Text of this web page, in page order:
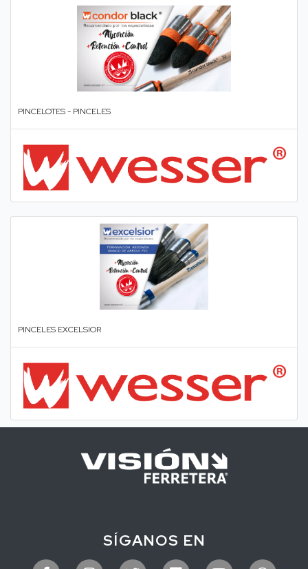
PINCELOTES - PINCELES
PINCELES EXCELSIOR
SÍGANOS EN